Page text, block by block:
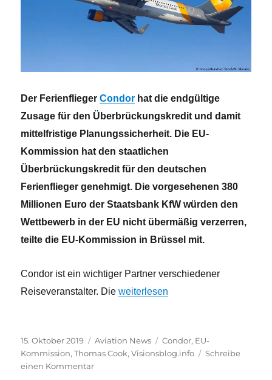
Der FerienfliegerCondor hat die endgültige
Zusage für den Überbrückungskredit und damit
mittelfristige Planungssicherheit. Die EU-
Kommission hat den staatlichen
Überbrückungskredit für den deutschen
Ferienflieger genehmigt. Die vorgesehenen 380
Millionen Euro der Staatsbank KfW würden den
Wettbewerb in der EU nicht übermäßig verzerren,
teilte die EU-Kommission in Brüssel mit.
Condor ist ein wichtiger Partner verschiedener
Reiseveranstalter. Die„Condor-Kredit von EU-
weiterlesen
Veröffentlicht
am
15. Oktober 2019 Kategorien
Aviation News Schlagwörter
Condor, EU-
Kommission,Thomas Cook,Visionsblog.info
Schreibe
einen Kommentarzu